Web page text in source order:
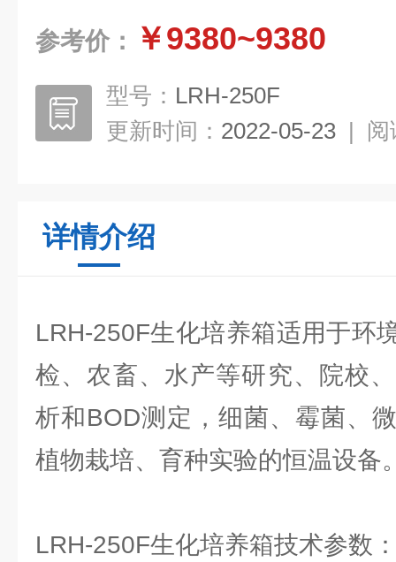
参考价： ￥9380~9380
型号： LRH-250F
更新时间： 2022-05-23 | 阅
详情介绍
LRH-250F生化培养箱适用于环
检、农畜、水产等研究、院校
析和BOD测定，细菌、霉菌、
植物栽培、育种实验的恒温设备
LRH-250F生化培养箱技术参数